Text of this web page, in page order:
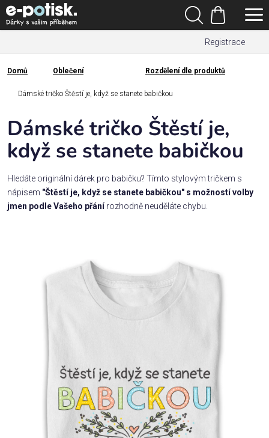
Přejít
na
obsah
Registrace
Hledat
Nákupní
košík
Kategorie
Dárek
pro
Rodina
/
Láska
Domů
Domů Oblečení Rozdělení dle produktů
Dámské tričko Štěstí je, když se stanete babičkou
Dámské tričko Štěstí je,
když se stanete babičkou
Hledáte originální dárek pro babičku? Tímto stylovým tričkem s
nápisem "Štěstí je, když se stanete babičkou" s možností volby
jmen podle Vašeho přánírozhodně neuděláte chybu.